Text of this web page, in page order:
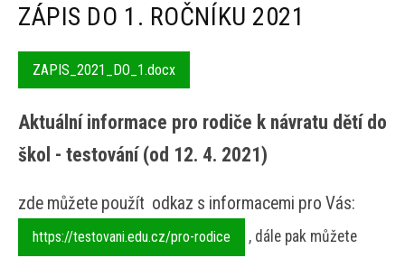
ZÁPIS DO 1. ROČNÍKU 2021
ZAPIS_2021_DO_1.docx
Aktuální informace pro rodiče k návratu dětí do
škol - testování (od 12. 4. 2021)
zde můžete použít odkaz s informacemi pro Vás:
https://testovani.edu.cz/pro-rodice
, dále pak můžete